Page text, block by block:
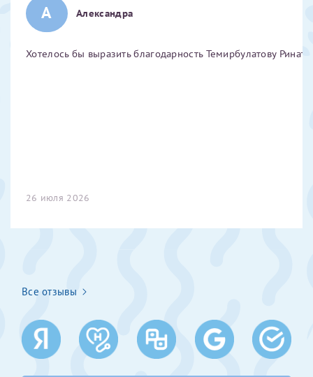
А Александра
Хотелось бы выразить благодарность Темирбулатову
26 июля 2026
Все отзывы
2024
2025